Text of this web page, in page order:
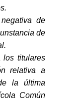
de
de
los titulares
relativa a
la última
Común